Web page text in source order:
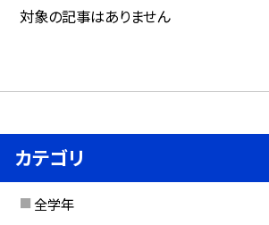
対象の記事はありません
カテゴリ
全学年